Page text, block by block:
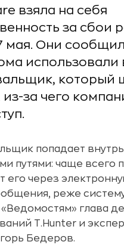
взяла на себя
за сбои
мая. Они
использовали
который
за чего
попадает
путями: чаще всего
его через
реже
«Ведомостям» глава
T.Hunter и
Бедеров.